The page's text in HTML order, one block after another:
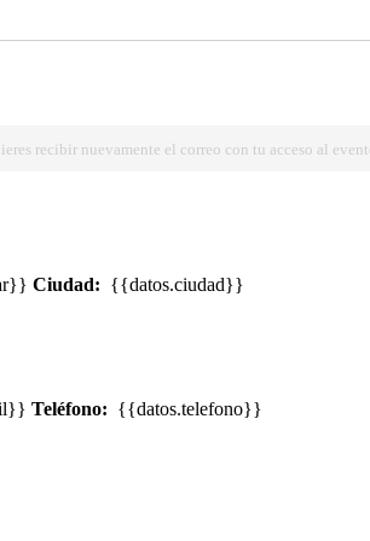
recibir nuevamente el correo con tu acceso al
Ciudad: {{datos.ciudad}}
Teléfono: {{datos.telefono}}